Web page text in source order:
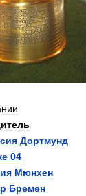
Дортмунд
04
Мюнхен
Бремен